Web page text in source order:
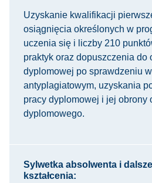
Uzyskanie kwalifikacji
osiągnięcia określonych w
uczenia się i liczby 210
praktyk oraz dopuszczenia do
dyplomowej po sprawdzeniu
antyplagiatowym, uzyskania
pracy dyplomowej i jej obrony
dyplomowego.
Sylwetka absolwenta i
kształcenia: